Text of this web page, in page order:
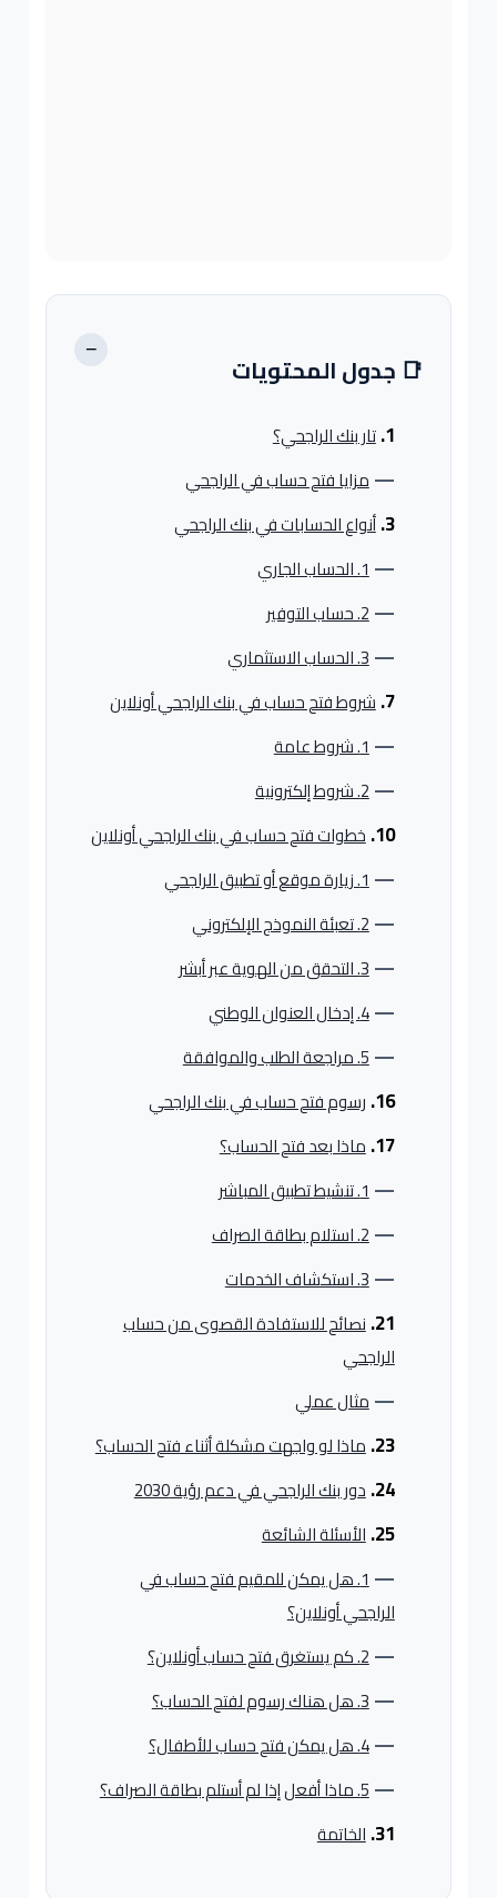
📑 جدول المحتويات −
تار بنك الراجحي؟
مزايا فتح حساب في الراجحي
أنواع الحسابات في بنك الراجحي
1. الحساب الجاري
2. حساب التوفير
3. الحساب الاستثماري
شروط فتح حساب في بنك الراجحي أونلاين
1. شروط عامة
2. شروط إلكترونية
خطوات فتح حساب في بنك الراجحي أونلاين
1. زيارة موقع أو تطبيق الراجحي
2. تعبئة النموذج الإلكتروني
3. التحقق من الهوية عبر أبشر
4. إدخال العنوان الوطني
5. مراجعة الطلب والموافقة
رسوم فتح حساب في بنك الراجحي
ماذا بعد فتح الحساب؟
1. تنشيط تطبيق المباشر
2. استلام بطاقة الصراف
3. استكشاف الخدمات
نصائح للاستفادة القصوى من حساب
الراجحي
مثال عملي
ماذا لو واجهت مشكلة أثناء فتح الحساب؟
دور بنك الراجحي في دعم رؤية 2030
الأسئلة الشائعة
1. هل يمكن للمقيم فتح حساب في
الراجحي أونلاين؟
2. كم يستغرق فتح حساب أونلاين؟
3. هل هناك رسوم لفتح الحساب؟
4. هل يمكن فتح حساب للأطفال؟
5. ماذا أفعل إذا لم أستلم بطاقة الصراف؟
الخاتمة